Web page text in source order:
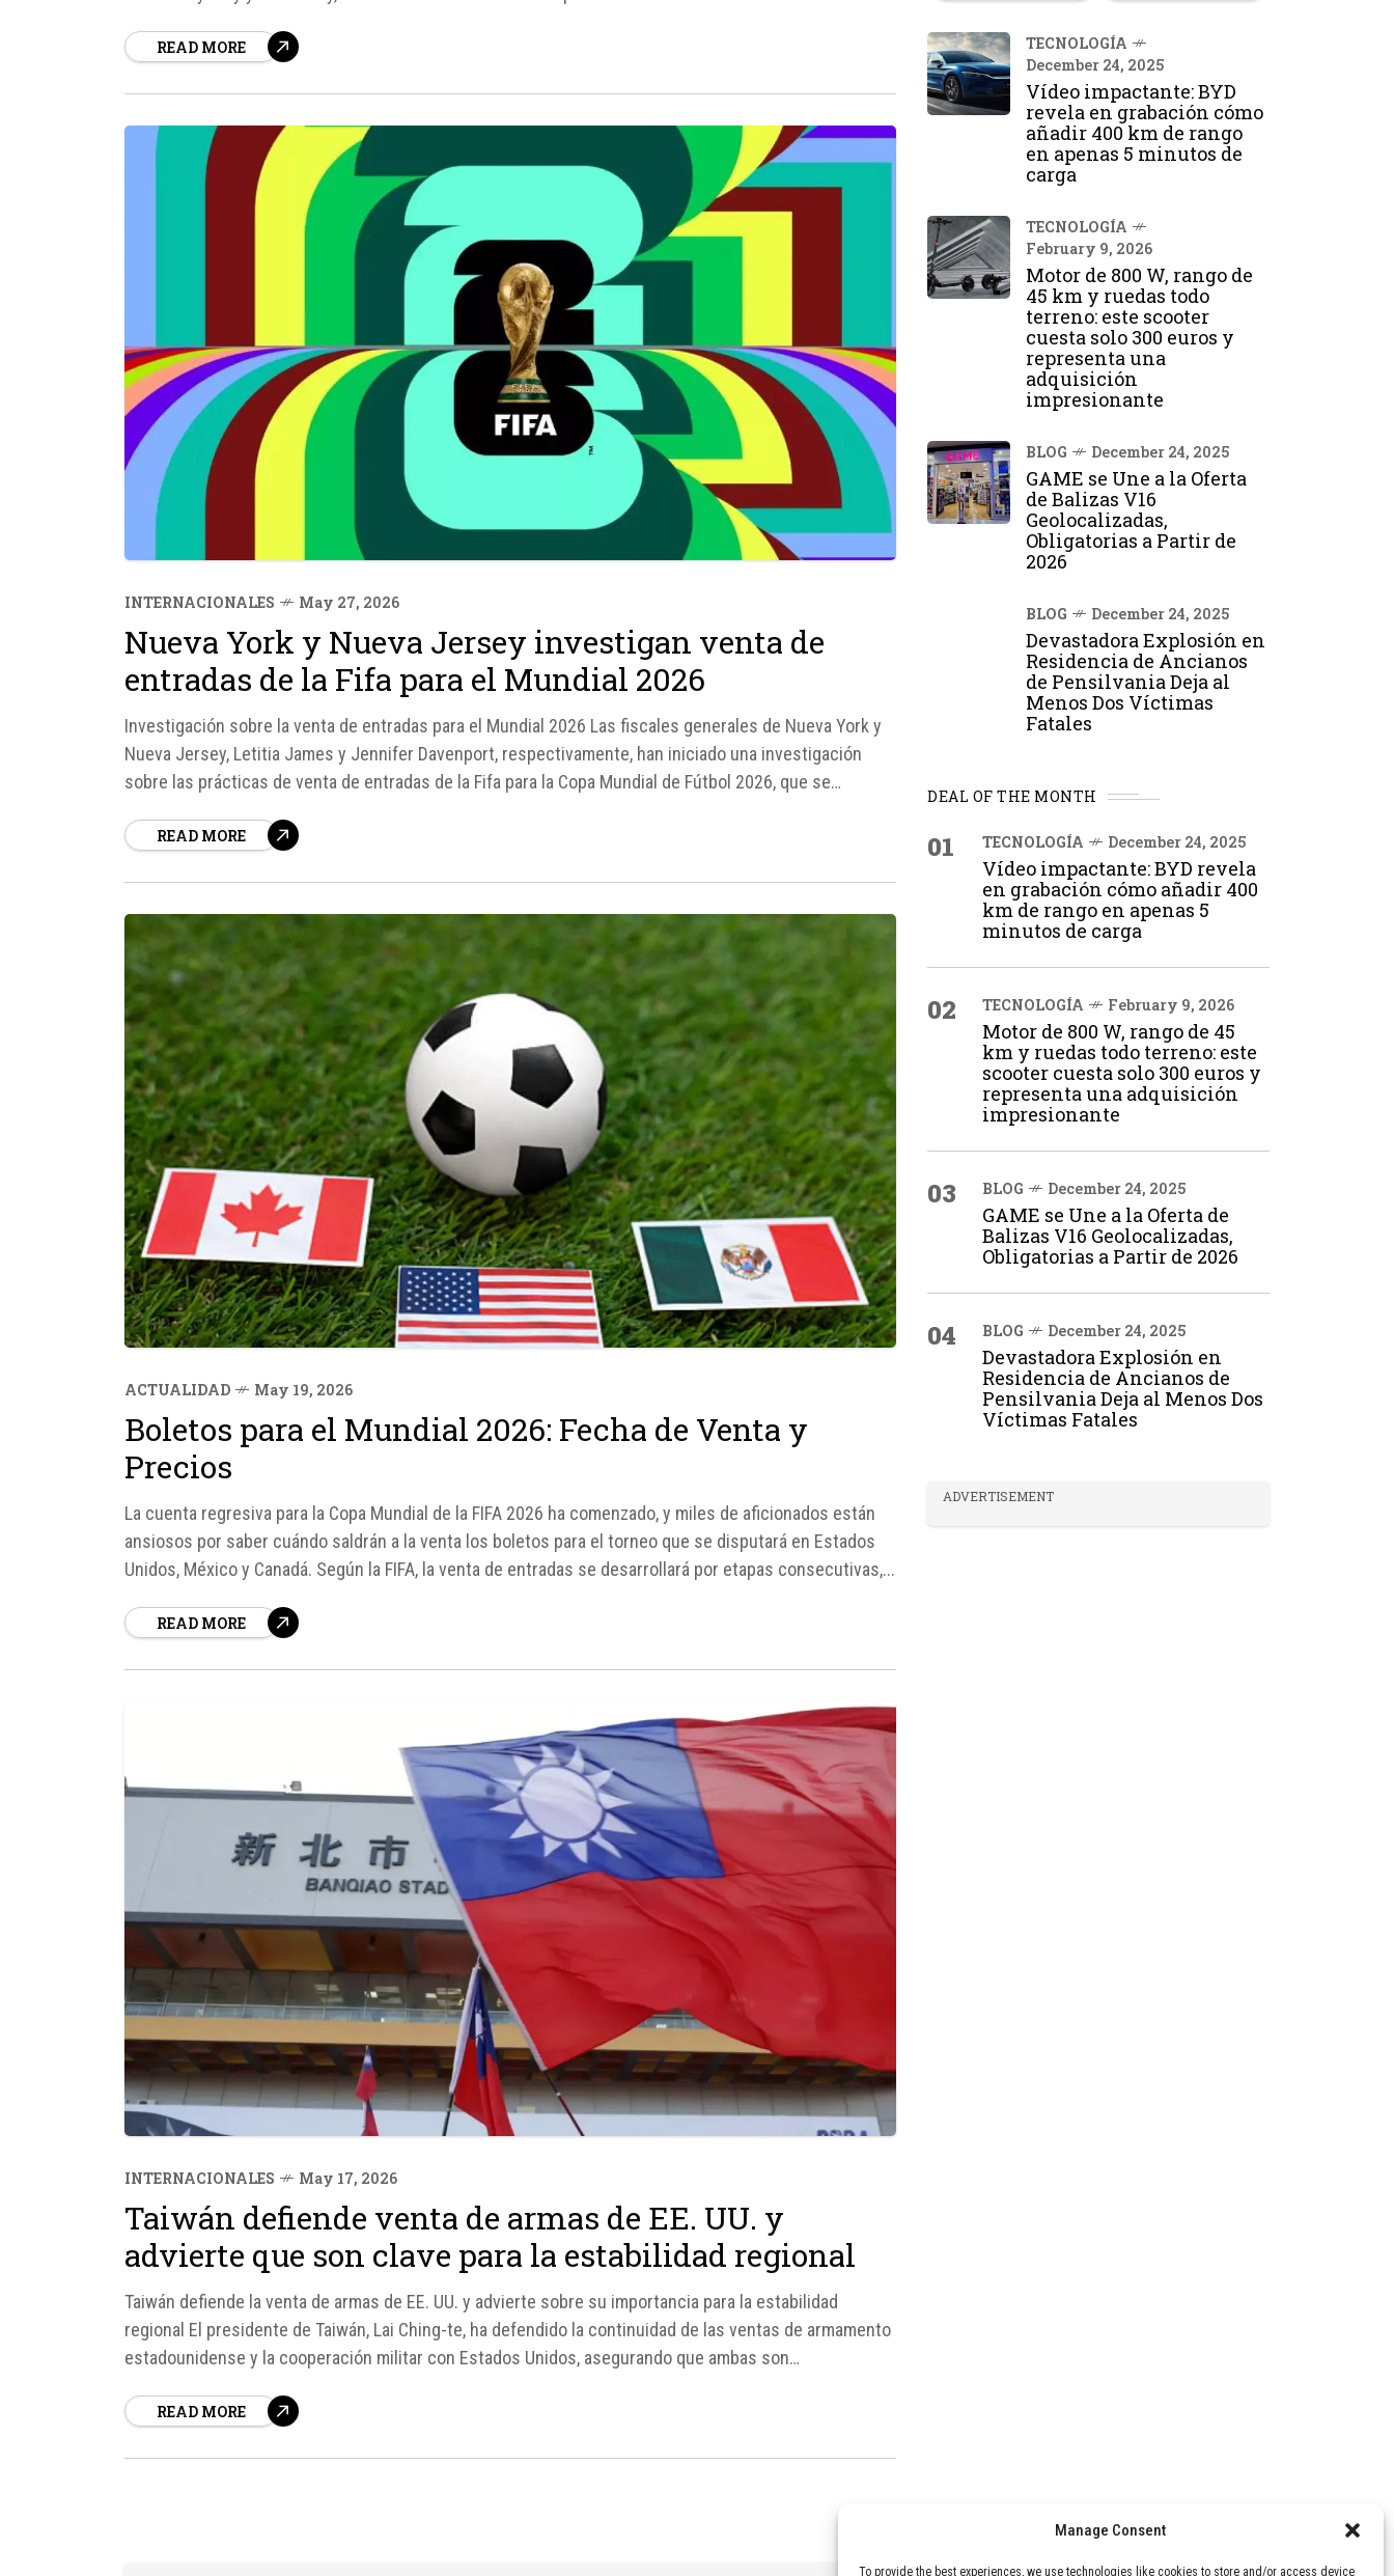
Manage Consent
To provide the best experiences, we use technologies like cookies to store and/or access device
READ MORE
INTERNACIONALES May 27, 2026
Nueva York y Nueva Jersey investigan venta de
entradas de la Fifa para el Mundial 2026
Investigación sobre la venta de entradas para el Mundial 2026 Las fiscales generales de Nueva York y
Nueva Jersey, Letitia James y Jennifer Davenport, respectivamente, han iniciado una investigación
sobre las prácticas de venta de entradas de la Fifa para la Copa Mundial de Fútbol 2026, que se
READ MORE
ACTUALIDAD May 19, 2026
Boletos para el Mundial 2026: Fecha de Venta y
Precios
La cuenta regresiva para la Copa Mundial de la FIFA 2026 ha comenzado, y miles de aficionados están
ansiosos por saber cuándo saldrán a la venta los boletos para el torneo que se disputará en Estados
Unidos, México y Canadá. Según la FIFA, la venta de entradas se desarrollará por etapas consecutivas,...
READ MORE
INTERNACIONALES May 17, 2026
Taiwán defiende venta de armas de EE. UU. y
advierte que son clave para la estabilidad regional
Taiwán defiende la venta de armas de EE. UU. y advierte sobre su importancia para la estabilidad
regional El presidente de Taiwán, Lai Ching-te, ha defendido la continuidad de las ventas de armamento
estadounidense y la cooperación militar con Estados Unidos, asegurando que ambas son
READ MORE
TECNOLOGÍA
December 24, 2025
Vídeo impactante: BYD
revela en grabación cómo
añadir 400 km de rango
en apenas 5 minutos de
carga
TECNOLOGÍA
February 9, 2026
Motor de 800 W, rango de
45 km y ruedas todo
terreno: este scooter
cuesta solo 300 euros y
representa una
adquisición
impresionante
BLOG December 24, 2025
GAME se Une a la Oferta
de Balizas V16
Geolocalizadas,
Obligatorias a Partir de
2026
BLOG December 24, 2025
Devastadora Explosión en
Residencia de Ancianos
de Pensilvania Deja al
Menos Dos Víctimas
Fatales
DEAL OF THE MONTH
01 TECNOLOGÍA December 24, 2025
Vídeo impactante: BYD revela
en grabación cómo añadir 400
km de rango en apenas 5
minutos de carga
02 TECNOLOGÍA February 9, 2026
Motor de 800 W, rango de 45
km y ruedas todo terreno: este
scooter cuesta solo 300 euros y
representa una adquisición
impresionante
03 BLOG December 24, 2025
GAME se Une a la Oferta de
Balizas V16 Geolocalizadas,
Obligatorias a Partir de 2026
04 BLOG December 24, 2025
Devastadora Explosión en
Residencia de Ancianos de
Pensilvania Deja al Menos Dos
Víctimas Fatales
ADVERTISEMENT